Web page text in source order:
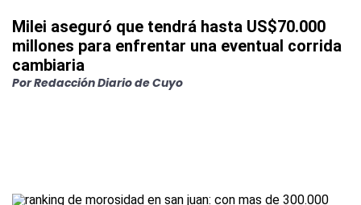
Milei aseguró que tendrá hasta US$70.000
millones para enfrentar una eventual corrida
cambiaria
PorRedacción Diario de Cuyo